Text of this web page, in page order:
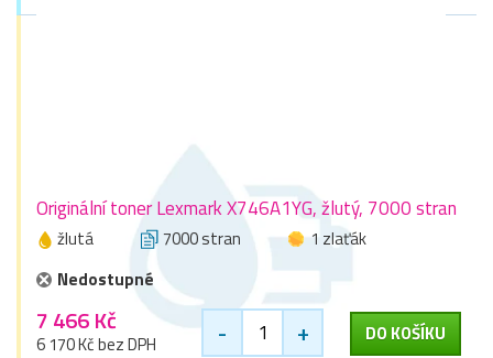
Originální toner Lexmark X746A1YG, žlutý, 7000 stran
žlutá 7000 stran
1 zlaťák
Nedostupné
7 466 Kč
6 170 Kč bez DPH - + DO KOŠÍKU